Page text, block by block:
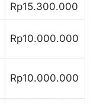
Rp15.300.000
Rp10.000.000
Rp10.000.000